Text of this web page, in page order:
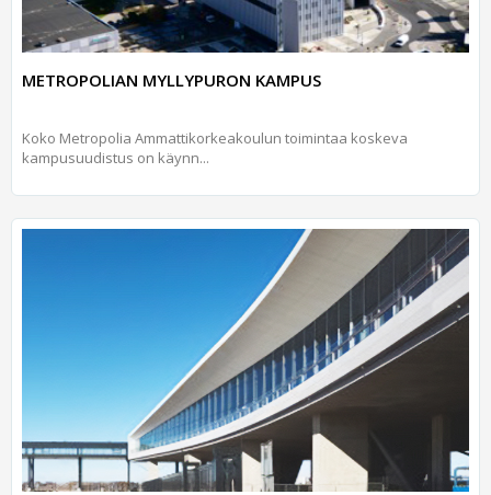
METROPOLIAN MYLLYPURON KAMPUS
Koko Metropolia Ammattikorkeakoulun toimintaa koskeva
kampusuudistus on käynn...